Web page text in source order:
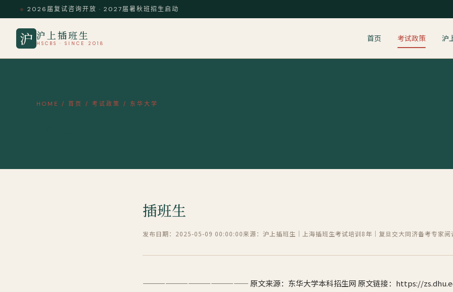
2026届复试咨询开放 · 2027届暑秋班招生启动
沪 沪上插班生
HSCBS · SINCE 2018
首页 考试政策 沪
HOME / 首页 / 考试政策 / 东华大学
插班生
发布日期：2025-05-09 00:00:00来源：沪上插班生｜上海插班生考试培训8年｜复旦交大同济备考专家阅
—————————————— 原文来源：东华大学本科招生网 原文链接：https://